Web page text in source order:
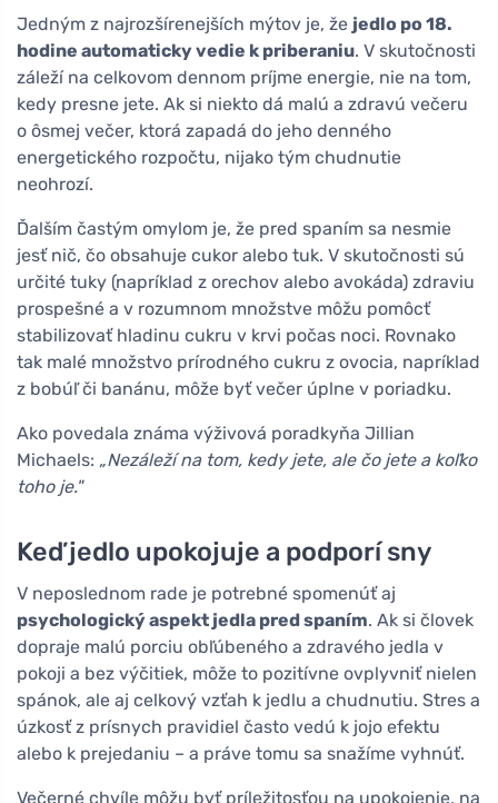
Jedným z najrozšírenejších mýtov je, že jedlo po 18.
hodine automaticky vedie k priberaniu. V skutočnosti
záleží na celkovom dennom príjme energie, nie na tom,
kedy presne jete. Ak si niekto dá malú a zdravú večeru
o ôsmej večer, ktorá zapadá do jeho denného
energetického rozpočtu, nijako tým chudnutie
neohrozí.
Ďalším častým omylom je, že pred spaním sa nesmie
jesť nič, čo obsahuje cukor alebo tuk. V skutočnosti sú
určité tuky (napríklad z orechov alebo avokáda) zdraviu
prospešné a v rozumnom množstve môžu pomôcť
stabilizovať hladinu cukru v krvi počas noci. Rovnako
tak malé množstvo prírodného cukru z ovocia, napríklad
z bobúľ či banánu, môže byť večer úplne v poriadku.
Ako povedala známa výživová poradkyňa Jillian
Michaels: „Nezáleží na tom, kedy jete, ale čo jete a koľko
toho je."
Keď jedlo upokojuje a podporí sny
V neposlednom rade je potrebné spomenúť aj
psychologický aspekt jedla pred spaním. Ak si človek
dopraje malú porciu obľúbeného a zdravého jedla v
pokoji a bez výčitiek, môže to pozitívne ovplyvniť nielen
spánok, ale aj celkový vzťah k jedlu a chudnutiu. Stres a
úzkosť z prísnych pravidiel často vedú k jojo efektu
alebo k prejedaniu – a práve tomu sa snažíme vyhnúť.
Večerné chvíle môžu byť príležitosťou na upokojenie, na